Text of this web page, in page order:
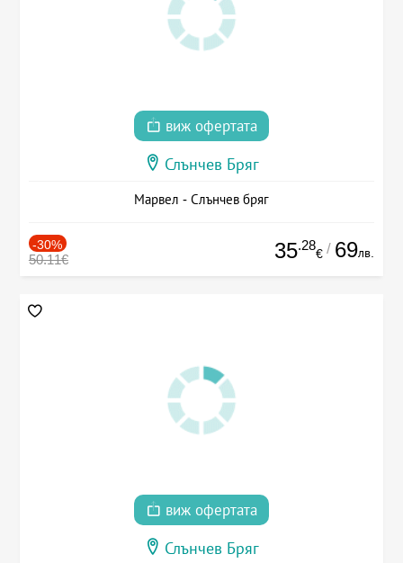
виж офертата
Слънчев Бряг
Марвел - Слънчев бряг
-30%
50.11€ 35.28
€ / 69лв.
виж офертата
Слънчев Бряг